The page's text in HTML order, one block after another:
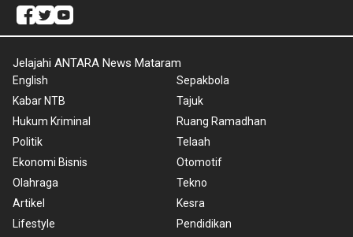
Jelajahi ANTARA News Mataram
English
Kabar NTB
Hukum Kriminal
Politik
Ekonomi Bisnis
Olahraga
Artikel
Lifestyle
Sepakbola
Tajuk
Ruang Ramadhan
Telaah
Otomotif
Tekno
Kesra
Pendidikan